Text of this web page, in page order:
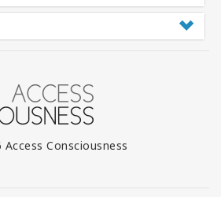
Consciousness